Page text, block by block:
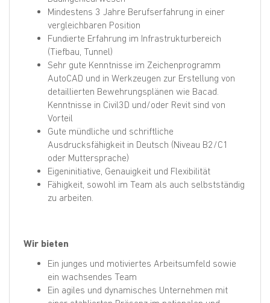
Mindestens 3 Jahre Berufserfahrung in einer
vergleichbaren Position
Fundierte Erfahrung im Infrastrukturbereich
(Tiefbau, Tunnel)
Sehr gute Kenntnisse im Zeichenprogramm
AutoCAD und in Werkzeugen zur Erstellung von
detaillierten Bewehrungsplänen wie Bacad.
Kenntnisse in Civil3D und/oder Revit sind von
Vorteil
Gute mündliche und schriftliche
Ausdrucksfähigkeit in Deutsch (Niveau B2/C1
oder Muttersprache)
Eigeninitiative, Genauigkeit und Flexibilität
Fähigkeit, sowohl im Team als auch selbstständig
zu arbeiten.
Wir bieten
Ein junges und motiviertes Arbeitsumfeld sowie
ein wachsendes Team
Ein agiles und dynamisches Unternehmen mit